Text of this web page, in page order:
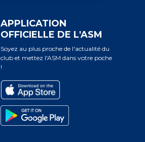
APPLICATION
OFFICIELLE DE L'ASM
Soyez au plus proche de l'actualité du
club et mettez l'ASM dans votre poche
!